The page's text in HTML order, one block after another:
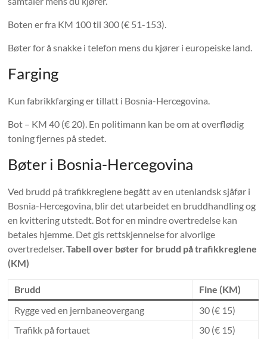
Boten er fra KM 100 til 300 (€ 51-153).
Bøter for å snakke i telefon mens du kjører i europeiske land.
Farging
Kun fabrikkfarging er tillatt i Bosnia-Hercegovina.
Bot – KM 40 (€ 20). En politimann kan be om at overflødig
toning fjernes på stedet.
Bøter i Bosnia-Hercegovina
Ved brudd på trafikkreglene begått av en utenlandsk sjåfør i
Bosnia-Hercegovina, blir det utarbeidet en bruddhandling og
en kvittering utstedt. Bot for en mindre overtredelse kan
betales hjemme. Det gis rettskjennelse for alvorlige
overtredelser.Tabell over bøter for brudd på trafikkreglene
(KM)
Brudd
Fine (KM)
Rygge ved en jernbaneovergang
30 (€ 15)
Trafikk på fortauet
30 (€ 15)